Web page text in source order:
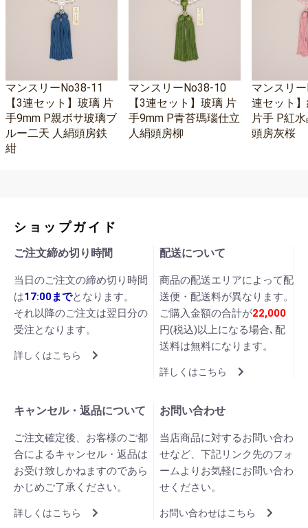
マンスリーNo38-11
【3連セット】玻璃 片
手9mm P親ボサ玻璃ブ
ルー二天 人絹頭房鉄
紺
マンスリーNo38-10
【3連セット】玻璃 片
手9mm P青苔瑪瑙仕立
人絹頭房柳
マンスリ
連セット
片手 P紅
頭房灰桜
ショップガイド
ご注文締め切り時間
当日のご注文の締め切り時間
は17:00までとなります。
それ以降のご注文は翌日分の
受注となります。
詳しくはこちら
配送について
商品の配送エリアによって配
送便・配送料が異なります。
ご購入金額の合計が22,000
円(税込)以上になる場合､配
送料は無料になります。
詳しくはこちら
キャンセル・返品について
ご注文確定後、お客様のご都
合によるキャンセル・返品は
お受け致しかねますのであら
かじめご了承ください。
詳しくはこちら
お問い合わせ
当店商品に対するお問い合わ
せなど、下記リンク先のフォ
ームよりお気軽にお問い合わ
せください。
お問い合わせはこちら